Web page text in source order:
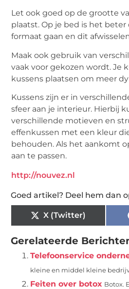
Let ook goed op de grootte
plaatst. Op je bed is het
formaat gaan en dit
Maak ook gebruik van
vaak voor gekozen wordt. Je
kussens plaatsen om meer
Kussens zijn er in
sfeer aan je interieur. Hierbij
verschillende motieven en
effenkussen met een kleur
behouden. Als het aankomt
aan te passen.
http://nouvez.nl
Goed artikel? Deel hem dan
X (Twitter)
Gerelateerde
Telefoonservice
kleine en middel kleine
Feiten over botox Botox.